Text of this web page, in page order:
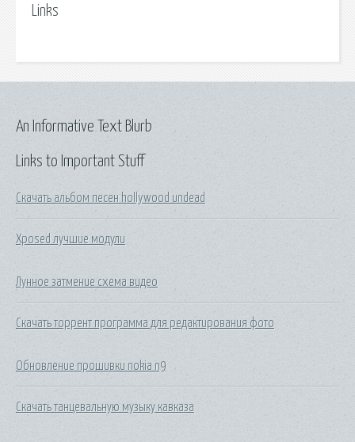
Links
Links to Important Stuff
Скачать альбом песен hollywood undead
Xposed лучшие модули
Лунное затмение схема видео
Скачать торрент программа для редактирования фото
Обновление прошивки nokia n9
Скачать танцевальную музыку кавказа
An Informative Text Blurb